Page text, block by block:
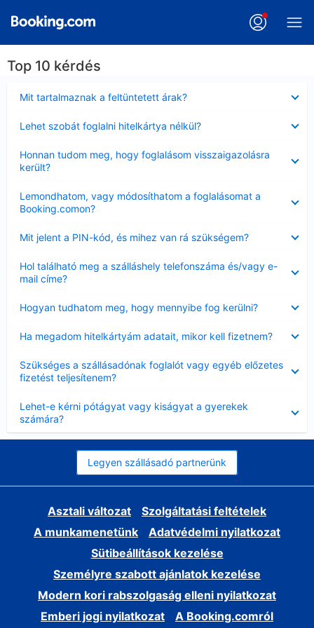
Top 10 kérdés
Mit tartalmaznak a feltüntetett árak?
Lehet szobát foglalni hitelkártya nélkül?
Honnan tudom meg, hogy foglalásom visszaigazolásra
került?
Lemondhatom, vagy módosíthatom a foglalásomat a
Booking.comon?
Mit jelent a PIN-kód, és mihez van rá szükségem?
Hol található meg a szálláshely telefonszáma és/vagy e-
mail címe?
Hogyan tudhatom meg, hogy mennyibe fog kerülni?
Ha megadom hitelkártyám adatait, mikor kell fizetnem?
Szükséges a szállásadónak foglalót vagy egyéb előzetes
fizetést teljesítenem?
Lehet-e kérni pótágyat vagy kiságyat a gyerekek
számára?
Legyen szállásadó partnerünk
Asztali változat
Szolgáltatási feltételek
A munkamenetünk
Adatvédelmi nyilatkozat
Sütibeállítások kezelése
Személyre szabott ajánlatok kezelése
Modern kori rabszolgaság elleni nyilatkozat
Emberi jogi nyilatkozat
A Booking.comról